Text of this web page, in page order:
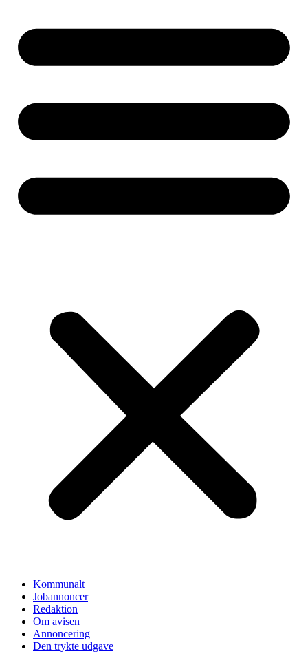
Kommunalt
Jobannoncer
Redaktion
Om avisen
Annoncering
Den trykte udgave